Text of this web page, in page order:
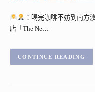
：喝完咖啡不妨到南方
店「The Ne…
CONTINUE READING